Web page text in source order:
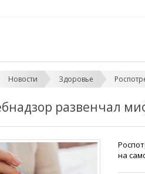
Новости Здоровье
развенчал
на